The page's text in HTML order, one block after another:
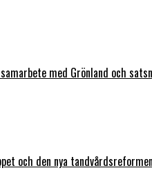
med Grönland och
och den nya tandvårdsreformen